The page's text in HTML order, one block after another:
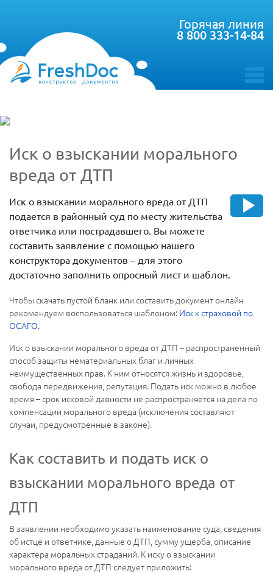
toggle
Горячая линия
8 800 333-14-84
Иск о взыскании морального
вреда от ДТП
Иск о взыскании морального вреда от ДТП
подается в районный суд по месту жительства
ответчика или пострадавшего. Вы можете
составить заявление с помощью нашего
конструктора документов – для этого
достаточно заполнить опросный лист и шаблон.
Чтобы скачать пустой бланк или составить документ онлайн
рекомендуем воспользоваться шаблоном: Иск к страховой по
ОСАГО.
Иск о взыскании морального вреда от ДТП – распространенный
способ защиты нематериальных благ и личных
неимущественных прав. К ним относятся жизнь и здоровье,
свобода передвижения, репутация. Подать иск можно в любое
время – срок исковой давности не распространяется на дела по
компенсации морального вреда (исключения составляют
случаи, предусмотренные в законе).
Как составить и подать иск о
взыскании морального вреда от
ДТП
В заявлении необходимо указать наименование суда, сведения
об истце и ответчике, данные о ДТП, сумму ущерба, описание
характера моральных страданий. К иску о взыскании
морального вреда от ДТП следует приложить: